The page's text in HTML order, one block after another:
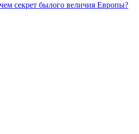
секрет былого величия Европы?